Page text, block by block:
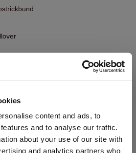
content and ads, to
and to analyse our traffic.
about your use of our site with
and analytics partners who
Reinigung möglich
cashmere von Niederlande (€) aus.
aktualisieren?